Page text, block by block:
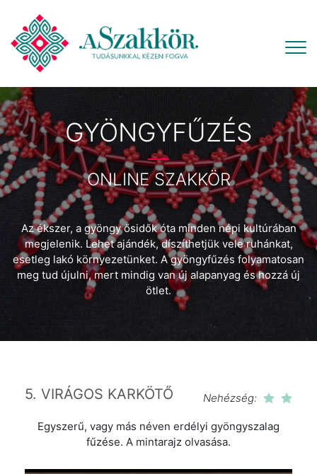
GYÖNGYFŰZÉS
ONLINE SZAKKÖR
Az ékszer, a gyöngy ősidők óta minden népi kultúrában
megjelenik. Lehet ajándék, díszíthetjük vele ruhánkat,
esetleg lakó környezetünket. A gyöngyfűzés folyamatosan
meg tud újulni, mert mindig van új alapanyag és hozzá új
ötlet.
5. VIRÁGOS KARKÖTŐ Nehézség:
Egyszerű, vagy más néven erdélyi gyöngyszalag
fűzése. A mintarajz olvasása.